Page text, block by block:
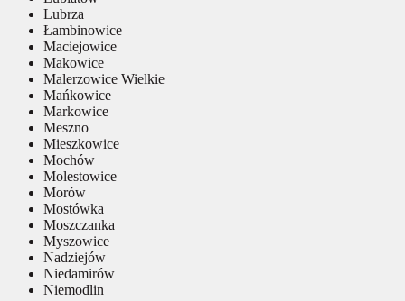
Lubrza
Łambinowice
Maciejowice
Makowice
Malerzowice Wielkie
Mańkowice
Markowice
Meszno
Mieszkowice
Mochów
Molestowice
Morów
Mostówka
Moszczanka
Myszowice
Nadziejów
Niedamirów
Niemodlin